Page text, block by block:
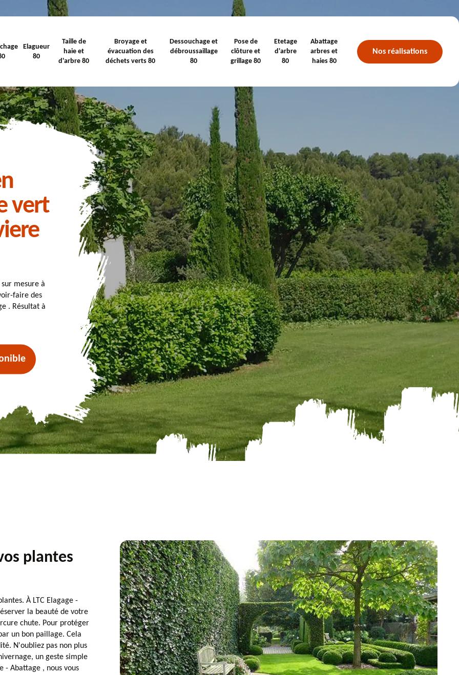
Elagueur
80
Taille de
haie et
d'arbre 80
Broyage et
évacuation des
déchets verts 80
Dessouchage et
débroussaillage
80
Pose de
clôture et
grillage 80
Etetage
d'arbre
80
Abattage
arbres et
haies 80
Nos réalisations
vert
mesure à
faire des
. Résultat à
plantes
À LTC Elagage -
la beauté de votre
chute. Pour protéger
un bon paillage. Cela
N'oubliez pas non plus
un geste simple
- Abattage , nous vous